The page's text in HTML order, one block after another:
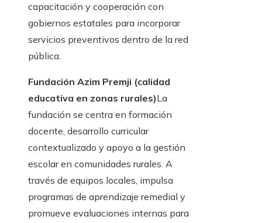
capacitación y cooperación con
gobiernos estatales para incorporar
servicios preventivos dentro de la red
pública.
Fundación Azim Premji (calidad
educativa en zonas rurales)La
fundación se centra en formación
docente, desarrollo curricular
contextualizado y apoyo a la gestión
escolar en comunidades rurales. A
través de equipos locales, impulsa
programas de aprendizaje remedial y
promueve evaluaciones internas para